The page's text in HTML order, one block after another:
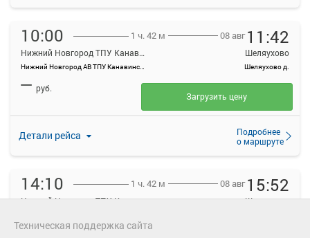
10:00
Нижний Новгород ТПУ Канавинский
Нижний Новгород АВ ТПУ Канавинский
1 ч. 42 м 08 авг 11:42
Шеляухово
Шеляухово д.
Детали рейса
Подробнее
о маршруте
— руб.
Загрузить цену
14:10
Нижний Новгород ТПУ Канавинский
1 ч. 42 м 08 авг 15:52
Шеляухово
—
Техническая поддержка сайта